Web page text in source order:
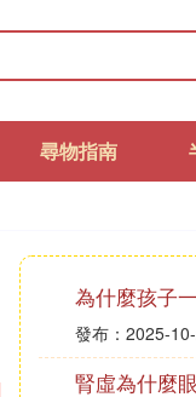
尋物指南
為什麼孩子
發布：2025-
腎虛為什麼